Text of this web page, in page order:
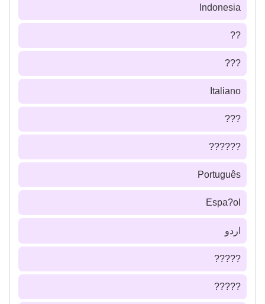
Indonesia
??
???
Italiano
???
??????
Português
Espa?ol
اردو
?????
?????